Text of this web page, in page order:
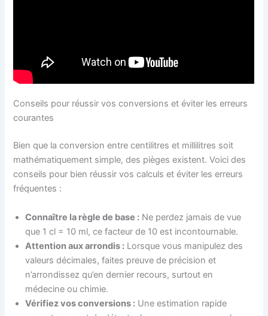
Conseils pour réussir vos conversions et éviter les erreurs
courantes
Bien que la conversion entre centilitres et millilitres soit
mathématiquement simple, des pièges existent. Voici des
conseils pour bien réussir vos calculs et éviter les erreurs
fréquentes :
Connaître la règle de base : Ne perdez jamais de vue
que 1 cl = 10 ml, ce facteur de 10 est incontournable.
Attention aux arrondis : Lorsque vous manipulez des
valeurs décimales, faites preuve de précision et
n’arrondissez qu’en dernier recours, surtout en
médecine ou chimie.
Vérifiez vos conversions : Une estimation rapide